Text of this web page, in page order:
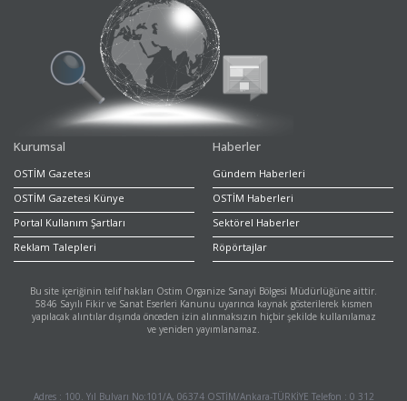
Kurumsal
OSTİM Gazetesi
OSTİM Gazetesi Künye
Portal Kullanım Şartları
Reklam Talepleri
Haberler
Gündem Haberleri
OSTİM Haberleri
Sektörel Haberler
Röpörtajlar
Bu site içeriğinin telif hakları Ostim Organize Sanayi Bölgesi Müdürlüğüne aittir.
5846 Sayılı Fikir ve Sanat Eserleri Kanunu uyarınca kaynak gösterilerek kısmen
yapılacak alıntılar dışında önceden izin alınmaksızın hiçbir şekilde kullanılamaz
ve yeniden yayımlanamaz.
Adres : 100. Yıl Bulvarı No:101/A, 06374 OSTİM/Ankara-TÜRKİYE Telefon : 0 312